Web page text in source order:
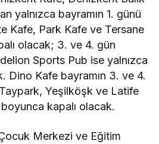
yalnızca bayramın 1. günü
Kafe, Park Kafe ve Tersane
olacak; 3. ve 4. gün
Sports Pub ise yalnızca
Dino Kafe bayramın 3. ve 4.
Yeşilköşk ve Latife
kapalı olacak.
Merkezi ve Eğitim